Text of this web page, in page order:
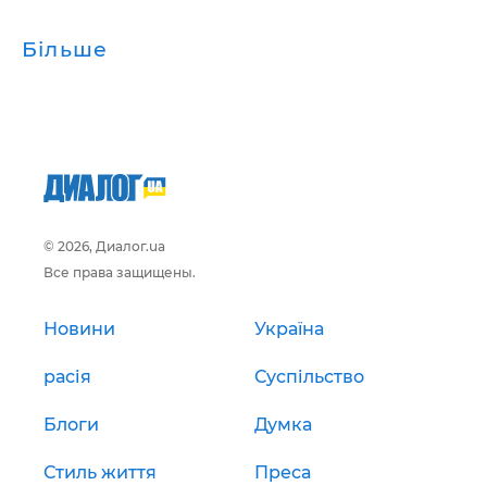
Більше
© 2026, Диалог.ua
Все права защищены.
Новини Україна
расія Суспільство
Блоги Думка
Стиль життя Преса